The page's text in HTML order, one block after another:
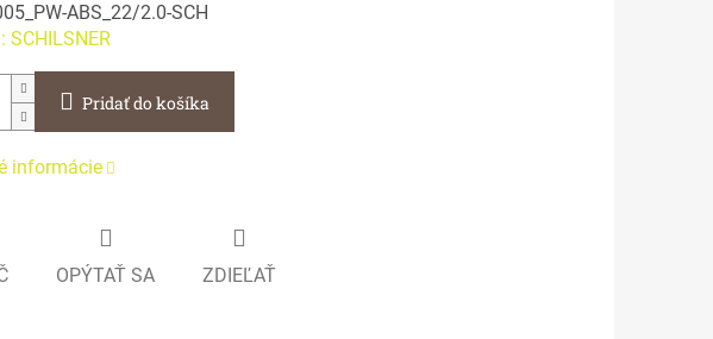
ABS_22/2.0-SCH
SCHILSNER
Pridať do košíka
informácie
OPÝTAŤ SA ZDIEĽAŤ